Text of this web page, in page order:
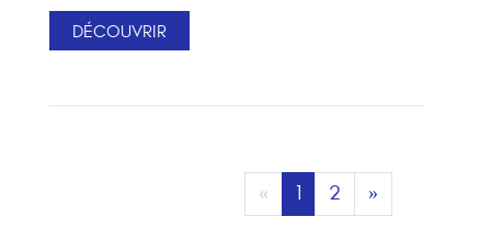
DÉCOUVRIR
« 1 2 »